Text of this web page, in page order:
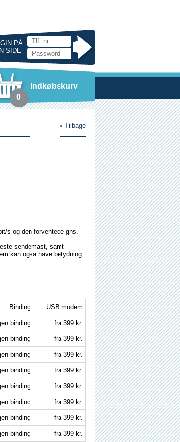
PÅ
SIDE
0
Indkøbskurv
« Tilbage
s og den forventede gns.
sendemast, samt
kan også have betydning
Binding USB modem
binding fra 399 kr.
binding fra 399 kr.
binding fra 399 kr.
binding fra 399 kr.
binding fra 399 kr.
binding fra 399 kr.
binding fra 399 kr.
binding fra 399 kr.